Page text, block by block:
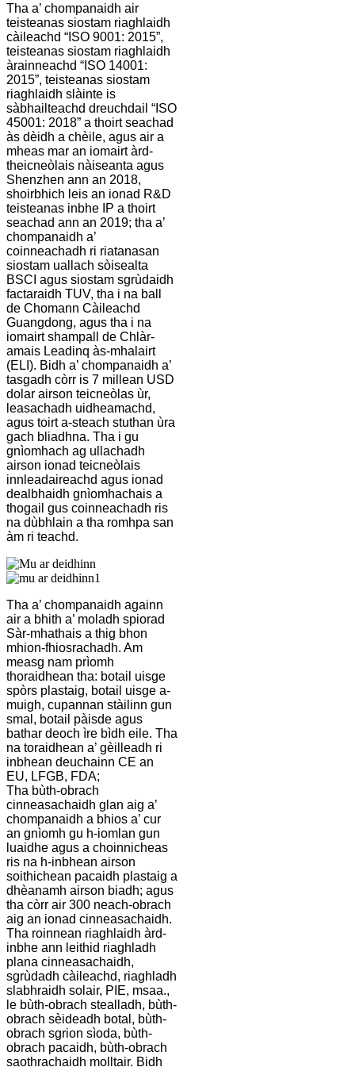
Tha a’ chompanaidh air
teisteanas siostam riaghlaidh
càileachd “ISO 9001: 2015”,
teisteanas siostam riaghlaidh
àrainneachd “ISO 14001:
2015”, teisteanas siostam
riaghlaidh slàinte is
sàbhailteachd dreuchdail “ISO
45001: 2018” a thoirt seachad
às dèidh a chèile, agus air a
mheas mar an iomairt àrd-
theicneòlais nàiseanta agus
Shenzhen ann an 2018,
shoirbhich leis an ionad R&D
teisteanas inbhe IP a thoirt
seachad ann an 2019; tha a’
chompanaidh a’
coinneachadh ri riatanasan
siostam uallach sòisealta
BSCI agus siostam sgrùdaidh
factaraidh TUV, tha i na ball
de Chomann Càileachd
Guangdong, agus tha i na
iomairt shampall de Chlàr-
amais Leadinq às-mhalairt
(ELI). Bidh a’ chompanaidh a’
tasgadh còrr is 7 millean USD
dolar airson teicneòlas ùr,
leasachadh uidheamachd,
agus toirt a-steach stuthan ùra
gach bliadhna. Tha i gu
gnìomhach ag ullachadh
airson ionad teicneòlais
innleadaireachd agus ionad
dealbhaidh gnìomhachais a
thogail gus coinneachadh ris
na dùbhlain a tha romhpa san
àm ri teachd.
Tha a’ chompanaidh againn
air a bhith a’ moladh spiorad
Sàr-mhathais a thig bhon
mhion-fhiosrachadh. Am
measg nam prìomh
thoraidhean tha: botail uisge
spòrs plastaig, botail uisge a-
muigh, cupannan stàilinn gun
smal, botail pàisde agus
bathar deoch ìre bìdh eile. Tha
na toraidhean a’ gèilleadh ri
inbhean deuchainn CE an
EU, LFGB, FDA;
Tha bùth-obrach
cinneasachaidh glan aig a’
chompanaidh a bhios a’ cur
an gnìomh gu h-iomlan gun
luaidhe agus a choinnicheas
ris na h-inbhean airson
soithichean pacaidh plastaig a
dhèanamh airson biadh; agus
tha còrr air 300 neach-obrach
aig an ionad cinneasachaidh.
Tha roinnean riaghlaidh àrd-
inbhe ann leithid riaghladh
plana cinneasachaidh,
sgrùdadh càileachd, riaghladh
slabhraidh solair, PIE, msaa.,
le bùth-obrach stealladh, bùth-
obrach sèideadh botal, bùth-
obrach sgrion sìoda, bùth-
obrach pacaidh, bùth-obrach
saothrachaidh molltair. Bidh